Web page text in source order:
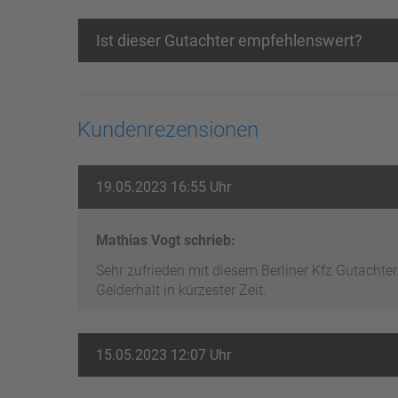
Ist dieser Gutachter empfehlenswert?
Kundenrezensionen
19.05.2023 16:55 Uhr
Mathias Vogt schrieb:
Sehr zufrieden mit diesem Berliner Kfz
Gelderhalt in kürzester Zeit.
15.05.2023 12:07 Uhr